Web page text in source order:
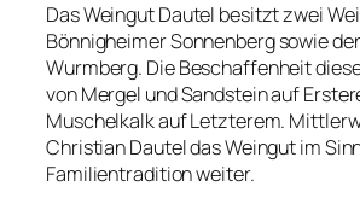
Das Weingut Dautel besitzt zwei
Bönnigheimer Sonnenberg sowie
Wurmberg. Die Beschaffenheit
von Mergel und Sandstein auf
Muschelkalk auf Letzterem.
Christian Dautel das Weingut im
Familientradition weiter.